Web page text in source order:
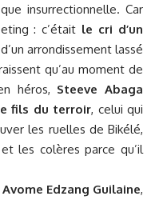
insurrectionnelle. Car
: c’était le cri d’un
arrondissement lassé
qu’au moment de
héros, Steeve Abaga
fils du terroir, celui qui
les ruelles de Bikélé,
les colères parce qu’il
Avome Edzang Guilaine,